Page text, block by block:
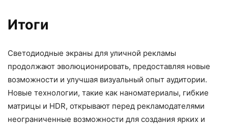
Итоги
Светодиодные экраны для уличной рекламы
продолжают эволюционировать, предоставляя новые
возможности и улучшая визуальный опыт аудитории.
Новые технологии, такие как наноматериалы, гибкие
матрицы и HDR, открывают перед рекламодателями
неограниченные возможности для создания ярких и